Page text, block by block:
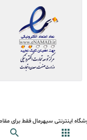
اینترنتی سپهرمال فقط برای